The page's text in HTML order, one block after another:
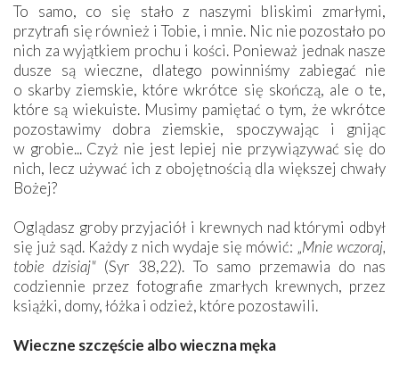
To samo, co się stało z naszymi bliskimi zmarłymi,
przytrafi się również i Tobie, i mnie. Nic nie pozostało po
nich za wyjątkiem prochu i kości. Ponieważ jednak nasze
dusze są wieczne, dlatego powinniśmy zabiegać nie
o skarby ziemskie, które wkrótce się skończą, ale o te,
które są wiekuiste. Musimy pamiętać o tym, że wkrótce
pozostawimy dobra ziemskie, spoczywając i gnijąc
w grobie... Czyż nie jest lepiej nie przywiązywać się do
nich, lecz używać ich z obojętnością dla większej chwały
Bożej?
Oglądasz groby przyjaciół i krewnych nad którymi odbył
się już sąd. Każdy z nich wydaje się mówić: „Mnie wczoraj,
tobie dzisiaj" (Syr 38,22). To samo przemawia do nas
codziennie przez fotografie zmarłych krewnych, przez
książki, domy, łóżka i odzież, które pozostawili.
Wieczne szczęście albo wieczna męka